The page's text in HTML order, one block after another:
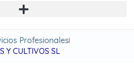
Profesionales
Y CULTIVOS SL